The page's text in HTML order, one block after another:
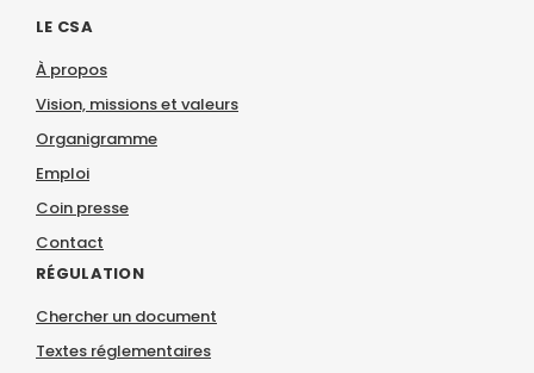
LE CSA
À propos
Vision, missions et valeurs
Organigramme
Emploi
Coin presse
Contact
RÉGULATION
Chercher un document
Textes réglementaires